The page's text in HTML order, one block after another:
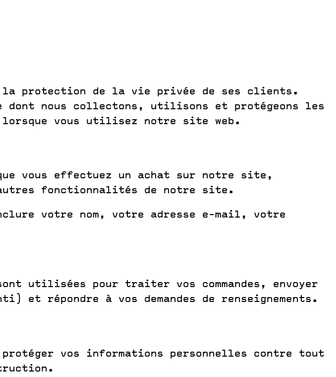
la protection de la vie privée de ses clients.
nous collectons, utilisons et protégeons les
lorsque vous utilisez notre site web.
vous effectuez un achat sur notre site,
fonctionnalités de notre site.
votre nom, votre adresse e-mail, votre
utilisées pour traiter vos commandes, envoyer
et répondre à vos demandes de renseignements.
protéger vos informations personnelles contre tout